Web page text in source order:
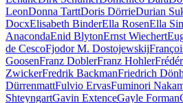
LeonDonna TarttDoris DörrieDurian
DocxElisabeth BinderElla RosenElla
AnacondaEnid BlytonErnst Wiechert
de CescoFjodor M. Dostojewskij
GoosenFranz DoblerFranz Hohler
ZwickerFredrik BackmanFriedrich
DürrenmattFulvio ErvasFuminori
ShteyngartGavin ExtenceGayle Forman